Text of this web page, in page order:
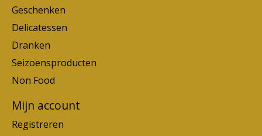
Geschenken
Delicatessen
Dranken
Seizoensproducten
Non Food
Mijn account
Registreren